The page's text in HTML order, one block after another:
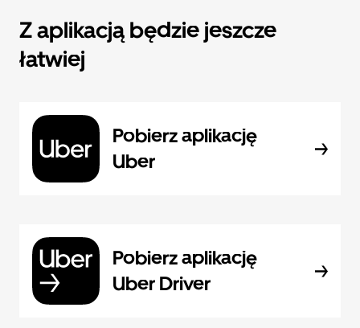
Z aplikacją będzie jeszcze
łatwiej
Pobierz aplikację
Uber
Pobierz aplikację
Uber Driver